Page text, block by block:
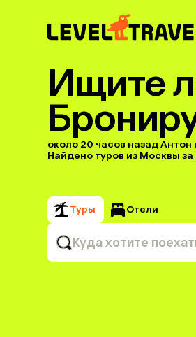
Ищите
около 20 часов назад
Найдено туров из Москвы
Туры Отели
Куда хотите